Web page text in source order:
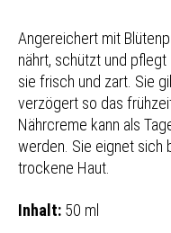
Angereichert mit
nährt, schützt und
sie frisch und zart. Sie
verzögert so das
Nährcreme kann als
werden. Sie eignet sich
trockene Haut.
Inhalt: 50 ml